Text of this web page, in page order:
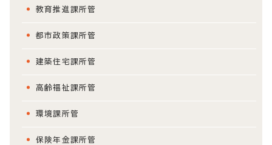
教育推進課所管
都市政策課所管
建築住宅課所管
高齢福祉課所管
環境課所管
保険年金課所管